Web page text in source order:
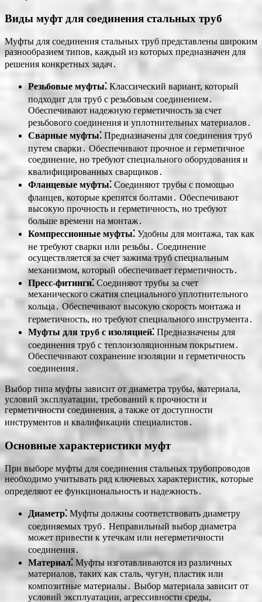
Виды муфт для соединения стальных труб
Муфты для соединения стальных труб представлены широким
разнообразием типов, каждый из которых предназначен для
решения конкретных задач․
Резьбовые муфты⁚ Классический вариант, который
подходит для труб с резьбовым соединением․
Обеспечивают надежную герметичность за счет
резьбового соединения и уплотнительных материалов․
Сварные муфты⁚ Предназначены для соединения труб
путем сварки․ Обеспечивают прочное и герметичное
соединение, но требуют специального оборудования и
квалифицированных сварщиков․
Фланцевые муфты⁚ Соединяют трубы с помощью
фланцев, которые крепятся болтами․ Обеспечивают
высокую прочность и герметичность, но требуют
больше времени на монтаж․
Компрессионные муфты⁚ Удобны для монтажа, так как
не требуют сварки или резьбы․ Соединение
осуществляется за счет зажима труб специальным
механизмом, который обеспечивает герметичность․
Пресс-фитинги⁚ Соединяют трубы за счет
механического сжатия специального уплотнительного
кольца․ Обеспечивают высокую скорость монтажа и
герметичность, но требуют специального инструмента․
Муфты для труб с изоляцией⁚ Предназначены для
соединения труб с теплоизоляционным покрытием․
Обеспечивают сохранение изоляции и герметичность
соединения․
Выбор типа муфты зависит от диаметра трубы, материала,
условий эксплуатации, требований к прочности и
герметичности соединения, а также от доступности
инструментов и квалификации специалистов․
Основные характеристики муфт
При выборе муфты для соединения стальных трубопроводов
необходимо учитывать ряд ключевых характеристик, которые
определяют ее функциональность и надежность․
Диаметр⁚ Муфты должны соответствовать диаметру
соединяемых труб․ Неправильный выбор диаметра
может привести к утечкам или негерметичности
соединения․
Материал⁚ Муфты изготавливаются из различных
материалов, таких как сталь, чугун, пластик или
композитные материалы․ Выбор материала зависит от
условий эксплуатации, агрессивности среды,